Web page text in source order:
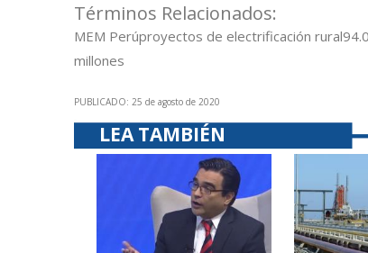
Términos Relacionados:
MEM Perúproyectos de electrificación rural
millones
PUBLICADO: 25 de agosto de 2020
LEA TAMBIÉN